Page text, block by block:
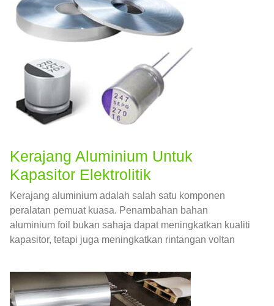
Kerajang Aluminium Untuk
Kapasitor Elektrolitik
Kerajang aluminium adalah salah satu komponen
peralatan pemuat kuasa. Penambahan bahan
aluminium foil bukan sahaja dapat meningkatkan kualiti
kapasitor, tetapi juga meningkatkan rintangan voltan
kapasitor.